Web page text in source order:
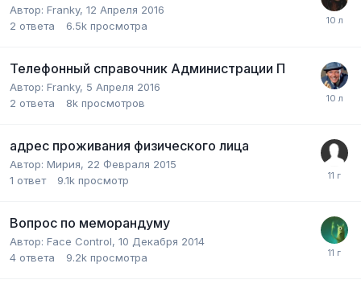
Автор: Franky, 12 Апреля 2016
2 ответа 6.5k просмотра
Телефонный справочник Администрации П
Автор: Franky, 5 Апреля 2016
2 ответа 8k просмотров
адрес проживания физического лица
Автор: Мирия, 22 Февраля 2015
1 ответ 9.1k просмотр
Вопрос по меморандуму
Автор: Face Control, 10 Декабря 2014
4 ответа 9.2k просмотра